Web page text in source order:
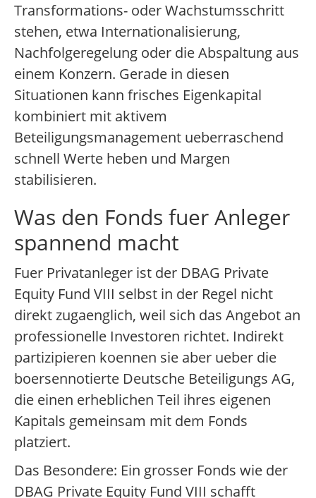
Transformations- oder Wachstumsschritt
stehen, etwa Internationalisierung,
Nachfolgeregelung oder die Abspaltung aus
einem Konzern. Gerade in diesen
Situationen kann frisches Eigenkapital
kombiniert mit aktivem
Beteiligungsmanagement ueberraschend
schnell Werte heben und Margen
stabilisieren.
Was den Fonds fuer Anleger
spannend macht
Fuer Privatanleger ist der DBAG Private
Equity Fund VIII selbst in der Regel nicht
direkt zugaenglich, weil sich das Angebot an
professionelle Investoren richtet. Indirekt
partizipieren koennen sie aber ueber die
boersennotierte Deutsche Beteiligungs AG,
die einen erheblichen Teil ihres eigenen
Kapitals gemeinsam mit dem Fonds
platziert.
Das Besondere: Ein grosser Fonds wie der
DBAG Private Equity Fund VIII schafft